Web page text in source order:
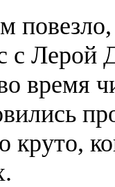
с Лерой
время
круто,